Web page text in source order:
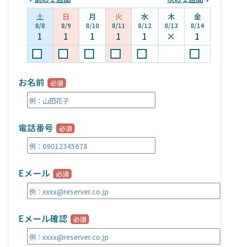
土
8/8
1
日
8/9
1
月
8/10
1
火
8/11
1
水
8/12
1
木
8/13
×
金
8/14
1
お名前
電話番号
Eメール
Eメール確認